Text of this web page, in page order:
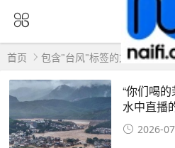
首页 包含"台风"标签的文章
“你们喝
水中直播
半年可能
2026-